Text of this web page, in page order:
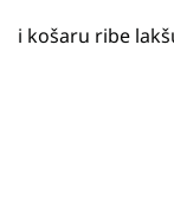
i košaru ribe